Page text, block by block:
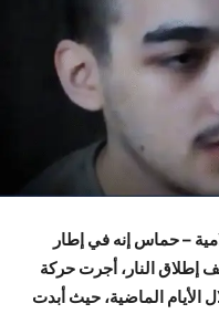
– حماس إنه في إطار
إطلاق النار، أجرت حركة
الأيام الماضية، حيث أبدت